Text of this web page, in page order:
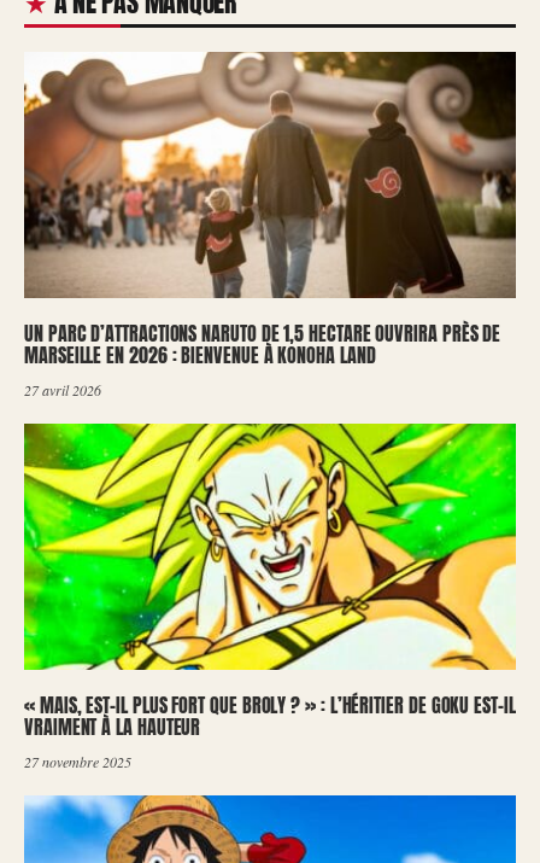
UN PARC D’ATTRACTIONS NARUTO DE 1,5 HECTARE OUVRIRA PRÈS DE
MARSEILLE EN 2026 : BIENVENUE À KONOHA LAND
27 avril 2026
« MAIS, EST-IL PLUS FORT QUE BROLY ? » : L’HÉRITIER DE GOKU EST-IL
VRAIMENT À LA HAUTEUR
27 novembre 2025